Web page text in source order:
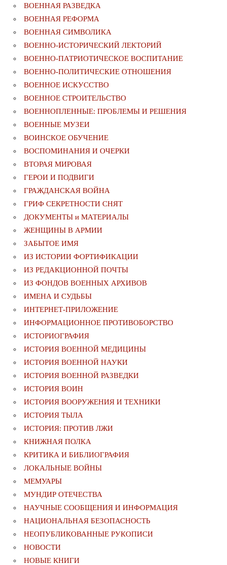
ВОЕННАЯ РАЗВЕДКА
ВОЕННАЯ РЕФОРМА
ВОЕННАЯ СИМВОЛИКА
ВОЕННО-ИСТОРИЧЕСКИЙ ЛЕКТОРИЙ
ВОЕННО-ПАТРИОТИЧЕСКОЕ ВОСПИТАНИЕ
ВОЕННО-ПОЛИТИЧЕСКИE ОТНОШЕНИЯ
ВОЕННОЕ ИСКУССТВО
ВОЕННОЕ СТРОИТЕЛЬСТВО
ВОЕННОПЛЕННЫЕ: ПРОБЛЕМЫ И РЕШЕНИЯ
ВОЕННЫЕ МУЗЕИ
ВОИНСКОЕ ОБУЧЕНИЕ
ВОСПОМИНАНИЯ И ОЧЕРКИ
ВТОРАЯ МИРОВАЯ
ГЕРОИ И ПОДВИГИ
ГРАЖДАНСКАЯ ВОЙНА
ГРИФ СЕКРЕТНОСТИ СНЯТ
ДОКУМЕНТЫ и МАТЕРИАЛЫ
ЖЕНЩИНЫ В АРМИИ
ЗАБЫТОЕ ИМЯ
ИЗ ИСТОРИИ ФОРТИФИКАЦИИ
ИЗ РЕДАКЦИОННОЙ ПОЧТЫ
ИЗ ФОНДОВ ВОЕННЫХ АРХИВОВ
ИМЕНА И СУДЬБЫ
ИНТЕРНЕТ-ПРИЛОЖЕНИЕ
ИНФОРМАЦИОННОЕ ПРОТИВОБОРСТВО
ИСТОРИОГРАФИЯ
ИСТОРИЯ ВОЕННОЙ МЕДИЦИНЫ
ИСТОРИЯ ВОЕННОЙ НАУКИ
ИСТОРИЯ ВОЕННОЙ РАЗВЕДКИ
ИСТОРИЯ ВОИН
ИСТОРИЯ ВООРУЖЕНИЯ И ТЕХНИКИ
ИСТОРИЯ ТЫЛА
ИСТОРИЯ: ПРОТИВ ЛЖИ
КНИЖНАЯ ПОЛКА
КРИТИКА И БИБЛИОГРАФИЯ
ЛОКАЛЬНЫЕ ВОЙНЫ
МЕМУАРЫ
МУНДИР ОТЕЧЕСТВА
НАУЧНЫЕ СООБЩЕНИЯ И ИНФОРМАЦИЯ
НАЦИОНАЛЬНАЯ БЕЗОПАСНОСТЬ
НЕОПУБЛИКОВАННЫЕ РУКОПИСИ
НОВОСТИ
НОВЫЕ КНИГИ